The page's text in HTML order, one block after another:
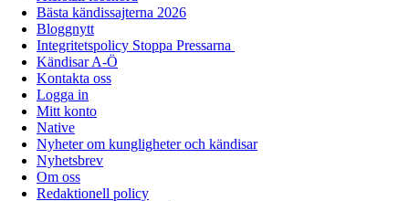
Bästa kändissajterna 2026
Bloggnytt
Integritetspolicy Stoppa Pressarna
Kändisar A-Ö
Kontakta oss
Logga in
Mitt konto
Native
Nyheter om kungligheter och kändisar
Nyhetsbrev
Om oss
Redaktionell policy